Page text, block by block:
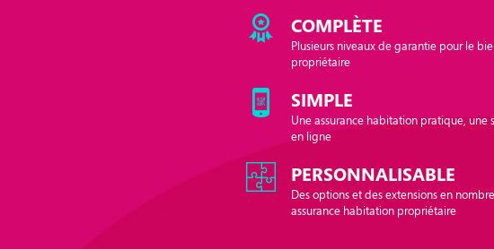
COMPLÈTE
Plusieurs niveaux de garantie pour le
propriétaire
SIMPLE
Une assurance habitation pratique, une
en ligne
PERSONNALISABLE
Des options et des extensions en
assurance habitation propriétaire